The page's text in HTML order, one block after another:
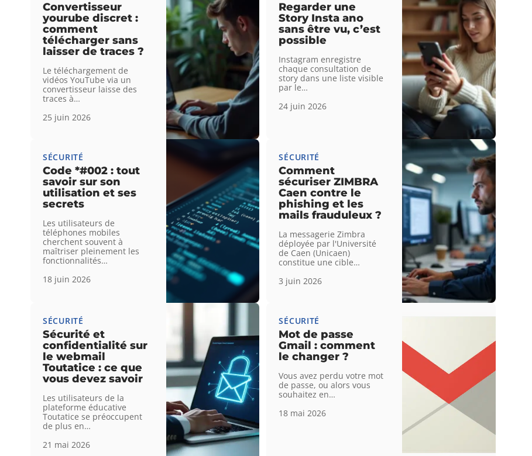
Convertisseur
yourube discret :
comment
télécharger sans
laisser de traces ?
Le téléchargement de
vidéos YouTube via un
convertisseur laisse des
traces à…
25 juin 2026
Regarder une
Story Insta ano
sans être vu, c’est
possible
Instagram enregistre
chaque consultation de
story dans une liste visible
par le…
24 juin 2026
SÉCURITÉ
Code *#002 : tout
savoir sur son
utilisation et ses
secrets
Les utilisateurs de
téléphones mobiles
cherchent souvent à
maîtriser pleinement les
fonctionnalités…
18 juin 2026
SÉCURITÉ
Comment
sécuriser ZIMBRA
Caen contre le
phishing et les
mails frauduleux ?
La messagerie Zimbra
déployée par l'Université
de Caen (Unicaen)
constitue une cible…
3 juin 2026
SÉCURITÉ
Sécurité et
confidentialité sur
le webmail
Toutatice : ce que
vous devez savoir
Les utilisateurs de la
plateforme éducative
Toutatice se préoccupent
de plus en…
21 mai 2026
SÉCURITÉ
Mot de passe
Gmail : comment
le changer ?
Vous avez perdu votre mot
de passe, ou alors vous
souhaitez en…
18 mai 2026